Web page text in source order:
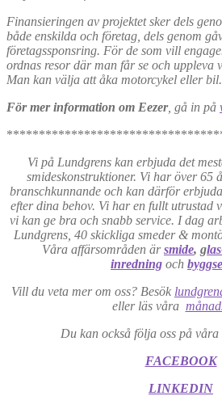
Finansieringen av projektet sker dels
både enskilda och företag, dels genom
företagssponsring. För de som vill
ordnas resor där man får se och uppleva
Man kan välja att åka motorcykel eller bil.
För mer information om Eezer, gå in på
Vi på Lundgrens kan erbjuda det
smideskonstruktioner. Vi har över 65
branschkunnande och kan därför
efter dina behov. Vi har en fullt utrustad
vi kan ge bra och snabb service. I dag
Lundgrens, 40 skickliga smeder &
Våra affärsområden ärsmide, g
inredning och
Vill du veta mer om oss? Besök
eller läs våra
Du kan också följa oss på
FACEBOOK
LINKEDIN